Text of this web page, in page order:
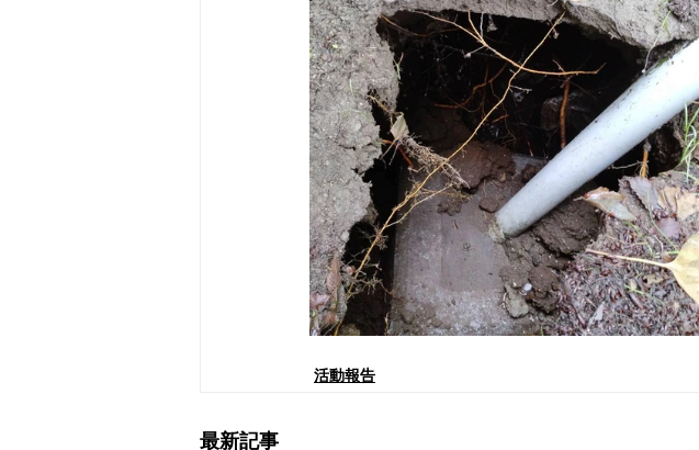
活動報告
最新記事